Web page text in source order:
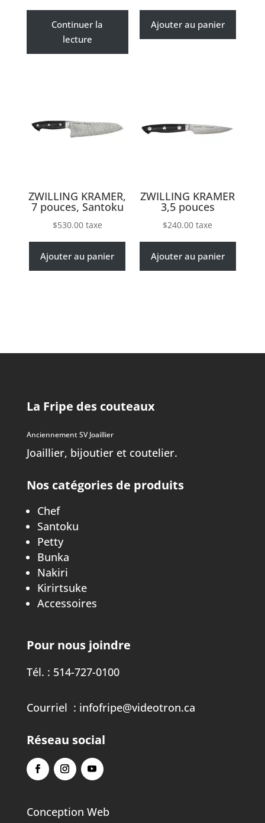
Continuer la
lecture
Ajouter au panier
ZWILLING KRAMER,
7 pouces, Santoku
$530.00 taxe
Ajouter au panier
ZWILLING KRAMER
3,5 pouces
$240.00 taxe
Ajouter au panier
La Fripe des couteaux
Anciennement SV Joaillier
Joaillier, bijoutier et coutelier.
Nos catégories de produits
Chef
Santoku
Petty
Bunka
Nakiri
Kirirtsuke
Accessoires
Pour nous joindre
Tél. : 514-727-0100
Courriel : infofripe@videotron.ca
Réseau social
Conception Web